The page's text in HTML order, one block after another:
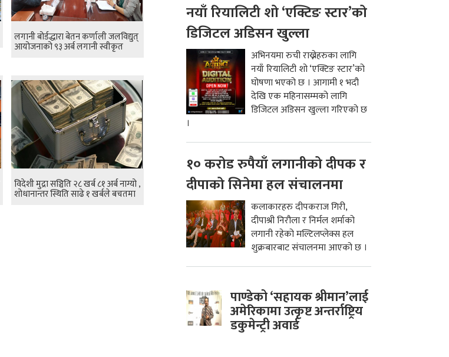
लगानी बोर्डद्धारा बेतन कर्णाली जलविद्युत्
आयोजनाको ९३ अर्ब लगानी स्वीकृत
विदेशी मुद्रा सञ्चिति २८ खर्ब ८१ अर्ब नाग्यो ,
शोधानान्तर स्थिति साढे १ खर्बले बचतमा
नयाँ रियालिटी शो ‘एक्टिङ स्टार’को
डिजिटल अडिसन खुल्ला
अभिनयमा रुची राख्नेहरुका लागि
नयाँ रियालिटी शो ‘एक्टिङ स्टार’को
घोषणा भएको छ । आगामी १ भदौ
देखि एक महिनासम्मको लागि
डिजिटल अडिसन खुल्ला गरिएको छ
।
१० करोड रुपैयाँ लगानीको दीपक र
दीपाको सिनेमा हल संचालनमा
कलाकारहरु दीपकराज गिरी,
दीपाश्री निरौला र निर्मल शर्माको
लगानी रहेको मल्टिलप्लेक्स हल
शुक्रबारबाट संचालनमा आएको छ ।
पाण्डेको ‘सहायक श्रीमान’लाई
अमेरिकामा उत्कृष्ट अन्तर्राष्ट्रिय
डकुमेन्ट्री अवार्ड